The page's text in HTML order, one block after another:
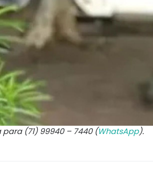
(71) 99940 – 7440 (WhatsApp).